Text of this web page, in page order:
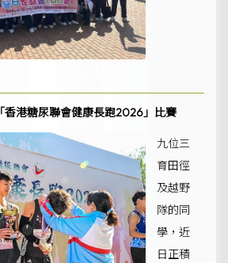
「香港糖尿聯會健康長跑2026」比賽
九位三
育田徑
及越野
隊的同
學，近
日正積